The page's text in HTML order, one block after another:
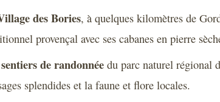
des Bories, à quelques kilomètres de
provençal avec ses cabanes en pierre
sentiers de randonnéedu parc naturel régional
splendides et la faune et flore locales.